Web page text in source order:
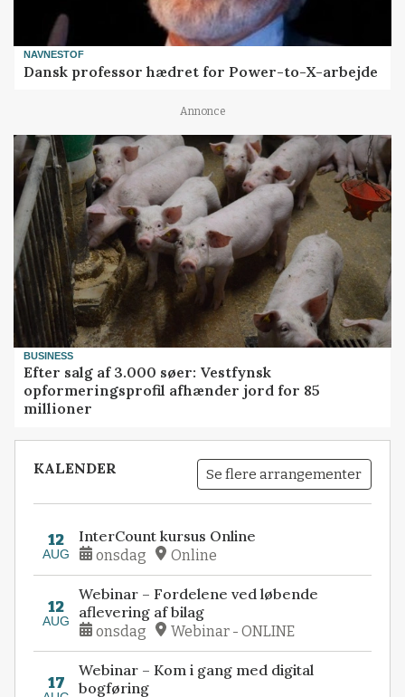
NAVNESTOF
Dansk professor hædret for Power-to-X-arbejde
Annonce
BUSINESS
Efter salg af 3.000 søer: Vestfynsk
opformeringsprofil afhænder jord for 85
millioner
KALENDER Se flere arrangementer
12
AUG
InterCount kursus Online
onsdag Online
12
AUG
Webinar – Fordelene ved løbende
aflevering af bilag
onsdag Webinar - ONLINE
17
Webinar – Kom i gang med digital
bogføring